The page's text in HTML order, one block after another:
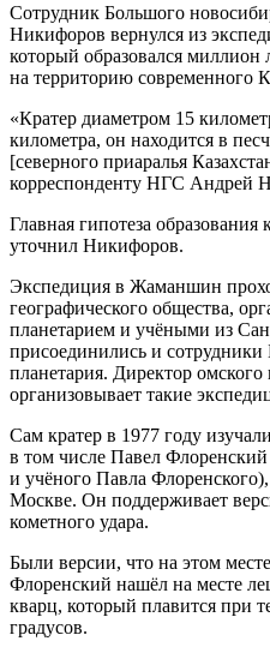
Сотрудник Большого
Никифоров вернулся из
который образовался миллион
на территорию современного
«Кратер диаметром 15
километра, он находится в
[северного приаралья
корреспонденту НГС Андрей
Главная гипотеза
уточнил Никифоров.
Экспедиция в Жаманшин
географического общества,
планетарием и учёными из
присоединились и
планетария. Директор
организовывает такие
Сам кратер в 1977 году
в том числе Павел
и учёного Павла
Москве. Он поддерживает
кометного удара.
Были версии, что на этом
Флоренский нашёл на месте
кварц, который плавится при
градусов.